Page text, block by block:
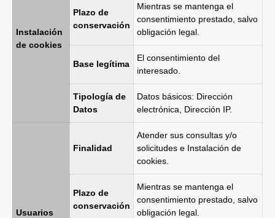
Instalación
de cookies
Plazo de
conservación
Mientras se mantenga el
consentimiento prestado, salvo
obligación legal.
Base legítima
El consentimiento del
interesado.
Tipología de
Datos
Datos básicos: Dirección
electrónica, Dirección IP.
Usuarios
Finalidad
Atender sus consultas y/o
solicitudes e Instalación de
cookies.
Plazo de
conservación
Mientras se mantenga el
consentimiento prestado, salvo
obligación legal.